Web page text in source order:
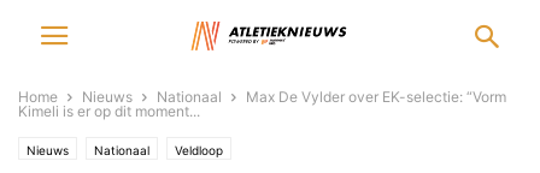
Home Nieuws Nationaal
Max De Vylder over EK-selectie: “Vorm
Kimeli is er op dit moment...
Nieuws Nationaal Veldloop